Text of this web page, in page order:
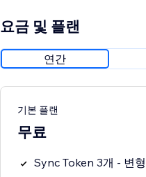
요금 및 플랜
연간
기본 플랜
무료
Sync Token 3개 - 변